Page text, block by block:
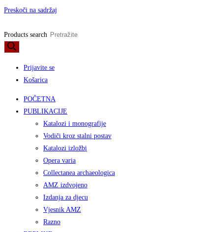
Preskoči na sadržaj
Products search
Prijavite se
Košarica
POČETNA
PUBLIKACIJE
Katalozi i monografije
Vodiči kroz stalni postav
Katalozi izložbi
Opera varia
Collectanea archaeologica
AMZ izdvojeno
Izdanja za djecu
Vjesnik AMZ
Razno